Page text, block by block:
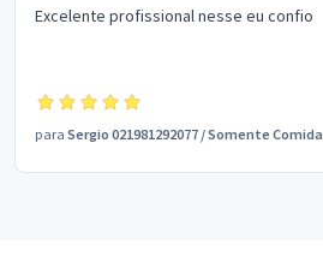
Excelente profissional nesse eu confio
para Sergio 021981292077 /Somente Comida